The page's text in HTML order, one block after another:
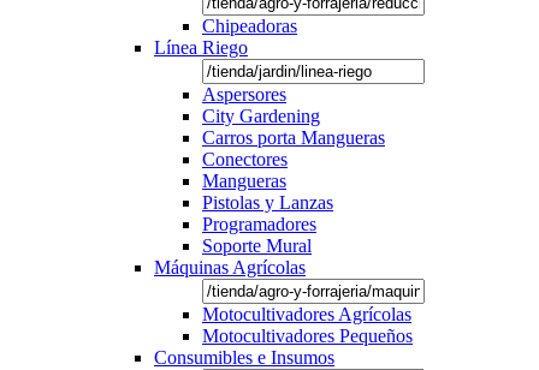
Chipeadoras
Línea Riego
Aspersores
City Gardening
Carros porta Mangueras
Conectores
Mangueras
Pistolas y Lanzas
Programadores
Soporte Mural
Máquinas Agrícolas
Motocultivadores Agrícolas
Motocultivadores Pequeños
Consumibles e Insumos